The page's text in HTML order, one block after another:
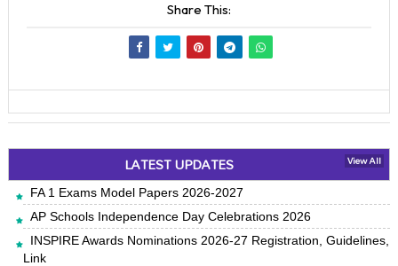
Share This:
LATEST UPDATES View All
FA 1 Exams Model Papers 2026-2027
AP Schools Independence Day Celebrations 2026
INSPIRE Awards Nominations 2026-27 Registration, Guidelines,
Link